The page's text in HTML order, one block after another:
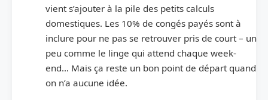
vient s’ajouter à la pile des petits calculs
domestiques. Les 10% de congés payés sont à
inclure pour ne pas se retrouver pris de court – un
peu comme le linge qui attend chaque week-
end… Mais ça reste un bon point de départ quand
on n’a aucune idée.